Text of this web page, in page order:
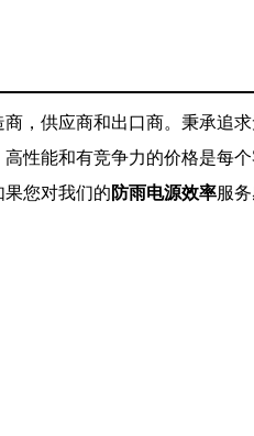
商，供应商和出口商。秉承追
性能和有竞争力的价格是每
您对我们的防雨电源效率服